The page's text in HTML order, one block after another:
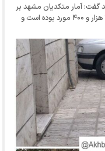
گفت: آمار متکدیان مشهد بر
اساس دستگیری در شش ماهه اول سال بیش از ۳ هزار و ۴۰۰ مورد بوده‌ است و